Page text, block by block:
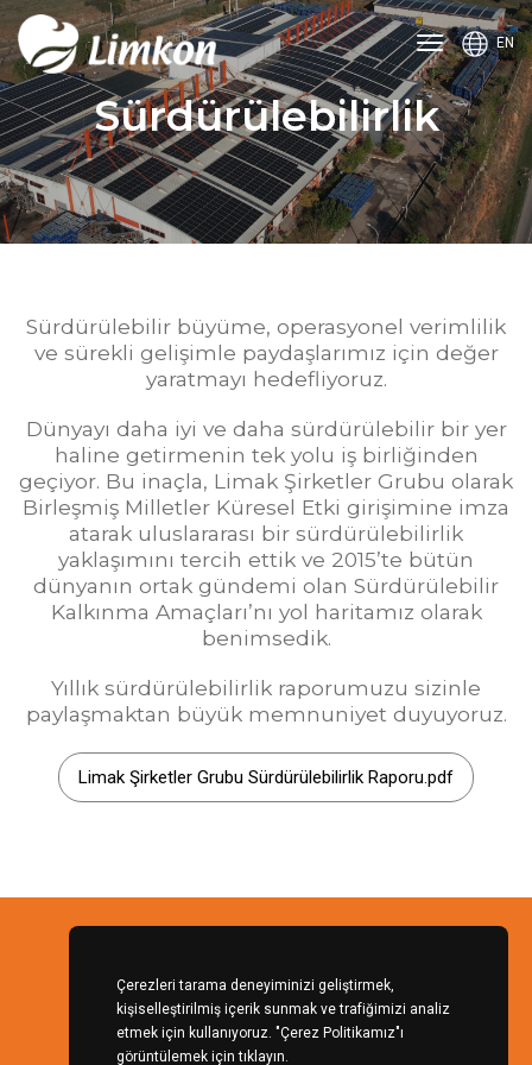
toggle
navigation
EN
Sürdürülebilirlik
Sürdürülebilir büyüme, operasyonel verimlilik
ve sürekli gelişimle paydaşlarımız için değer
yaratmayı hedefliyoruz.
Dünyayı daha iyi ve daha sürdürülebilir bir yer
haline getirmenin tek yolu iş birliğinden
geçiyor. Bu inaçla, Limak Şirketler Grubu olarak
Birleşmiş Milletler Küresel Etki girişimine imza
atarak uluslararası bir sürdürülebilirlik
yaklaşımını tercih ettik ve 2015’te bütün
dünyanın ortak gündemi olan Sürdürülebilir
Kalkınma Amaçları’nı yol haritamız olarak
benimsedik.
Yıllık sürdürülebilirlik raporumuzu sizinle
paylaşmaktan büyük memnuniyet duyuyoruz.
Limak Şirketler Grubu Sürdürülebilirlik Raporu.pdf
Copyright ©LİMKON GIDATüm Hakları Saklıdır.
Çerezleri tarama deneyiminizi geliştirmek,
kişiselleştirilmiş içerik sunmak ve trafiğimizi analiz
etmek için kullanıyoruz. "Çerez Politikamız"ı
görüntülemek için tıklayın.